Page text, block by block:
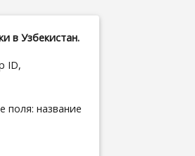
в Узбекистан.
ID,
поля: название